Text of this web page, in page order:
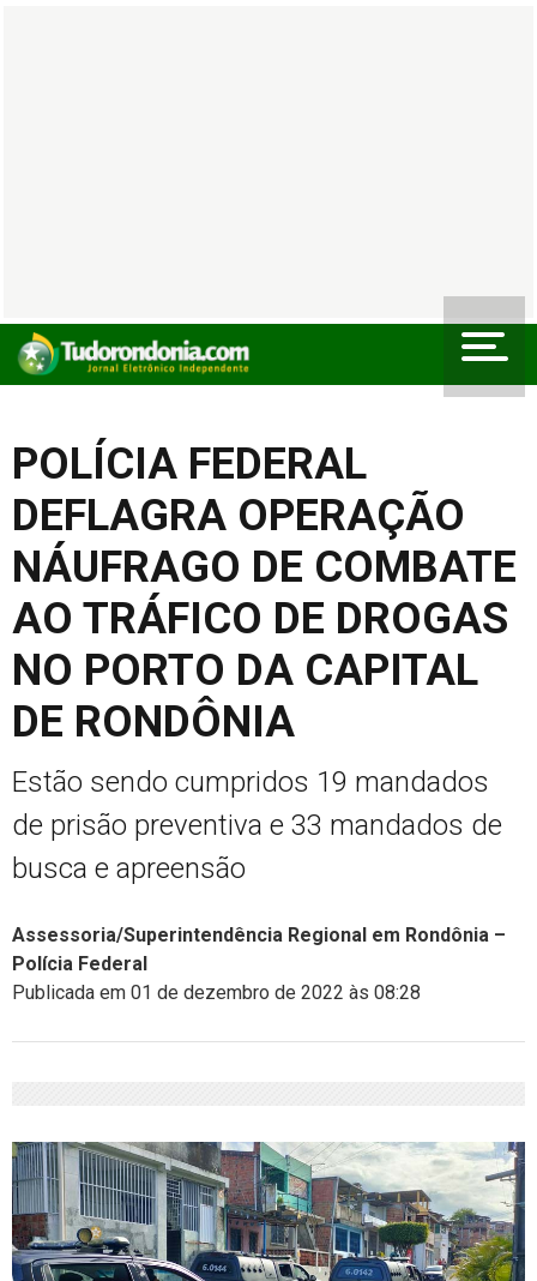
POLÍCIA FEDERAL
DEFLAGRA OPERAÇÃO
NÁUFRAGO DE COMBATE
AO TRÁFICO DE DROGAS
NO PORTO DA CAPITAL
DE RONDÔNIA
Estão sendo cumpridos 19 mandados
de prisão preventiva e 33 mandados de
busca e apreensão
Assessoria/Superintendência Regional em Rondônia –
Polícia Federal
Publicada em 01 de dezembro de 2022 às 08:28